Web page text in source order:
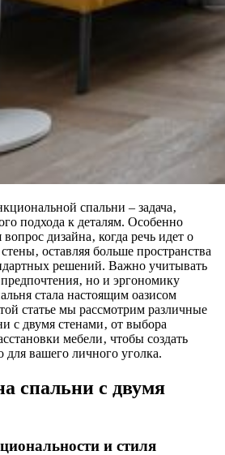
спальни – задача‚
подхода к деталям. Особенно
дизайна‚ когда речь идет о
оставляя больше пространства
решений. Важно учитывать
но и эргономику
стала настоящим оазисом
статье мы рассмотрим различные
с двумя стенами‚ от выбора
мебели‚ чтобы создать
для вашего личного уголка.
спальни с двумя
и стиля